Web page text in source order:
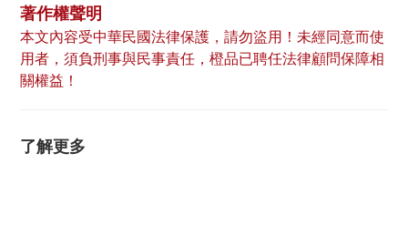
著作權聲明
本文內容受中華民國法律保護，請勿盜用！未經同意而使
用者，須負刑事與民事責任，橙品已聘任法律顧問保障相
關權益！
了解更多